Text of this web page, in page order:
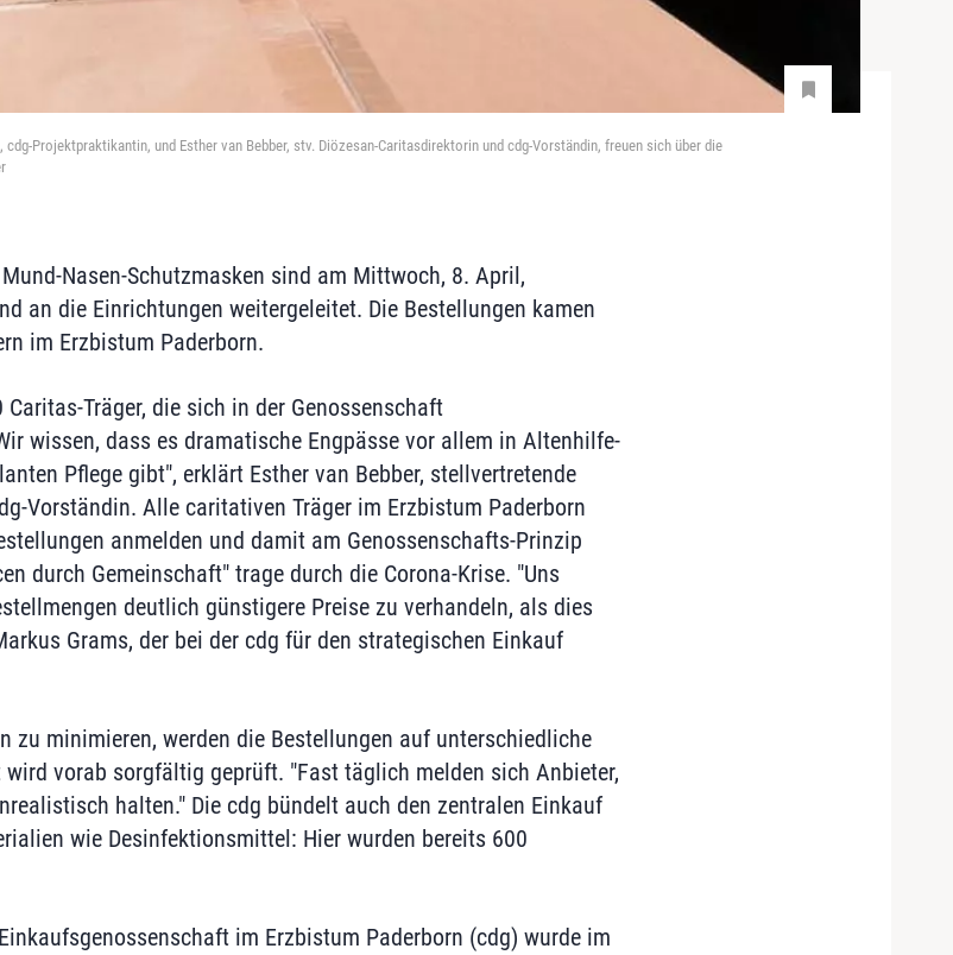
Projektpraktikantin, und Esther van Bebber, stv. Diözesan-Caritasdirektorin und cdg-Vorständin, freuen sich über die
Nasen-Schutzmasken sind am Mittwoch, 8. April,
an die Einrichtungen weitergeleitet. Die Bestellungen kamen
im Erzbistum Paderborn.
Träger, die sich in der Genossenschaft
wissen, dass es dramatische Engpässe vor allem in Altenhilfe-
Pflege gibt", erklärt Esther van Bebber, stellvertretende
Vorständin. Alle caritativen Träger im Erzbistum Paderborn
anmelden und damit am Genossenschafts-Prinzip
durch Gemeinschaft" trage durch die Corona-Krise. "Uns
deutlich günstigere Preise zu verhandeln, als dies
Grams, der bei der cdg für den strategischen Einkauf
zu minimieren, werden die Bestellungen auf unterschiedliche
vorab sorgfältig geprüft. "Fast täglich melden sich Anbieter,
halten." Die cdg bündelt auch den zentralen Einkauf
wie Desinfektionsmittel: Hier wurden bereits 600
im Erzbistum Paderborn (cdg) wurde im